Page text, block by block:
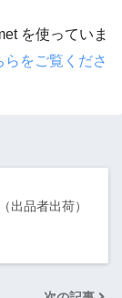
を使っていま
をご覧くださ
出品者出荷）